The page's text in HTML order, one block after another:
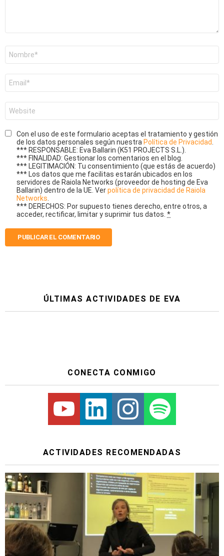
electrónico
*
Con el uso de este formulario aceptas el tratamiento y gestión
de los datos personales según nuestra Política de Privacidad
*** RESPONSABLE: Eva Ballarin (K51 PROJECTS S.L.).
*** FINALIDAD: Gestionar los comentarios en el blog.
*** LEGITIMACIÓN: Tu consentimiento (que estás de acuerdo)
*** Los datos que me facilitas estarán ubicados en los
servidores de Raiola Networks (proveedor de hosting de Eva
Ballarin) dentro de la UE. Verpolítica de privacidad de Raiola
Networks
*** DERECHOS: Por supuesto tienes derecho, entre otros, a
acceder, rectificar, limitar y suprimir tus datos. *
ÚLTIMAS ACTIVIDADES DE EVA
CONECTA CONMIGO
Youtube Linkedin Instagram Spotify
ACTIVIDADES RECOMENDADAS